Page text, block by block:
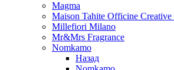
Magma
Maison Tahite Officine Creative
Millefiori Milano
Mr&Mrs Fragrance
Nomkamo
Назад